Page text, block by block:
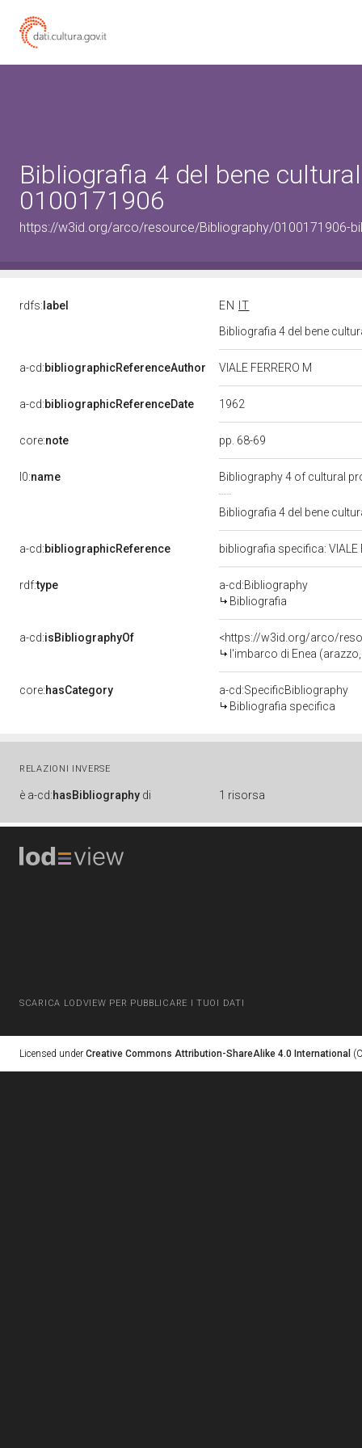
Bibliografia 4 del bene
0100171906
https://w3id.org/arco/resource/Bibliography/0100171906-
rdfs: label EN
IT
Bibliografia 4 del bene
a-cd:bibliographicReferenceAuthor VIALE FERRERO M
a-cd:bibliographicReferenceDate 1962
core:note pp. 68-69
l0:name Bibliography 4 of cultural
Bibliografia 4 del bene
a-cd:bibliographicReference bibliografia specifica: VIALE
rdf:type
a-cd:Bibliography
Bibliografia
a-cd:isBibliographyOf
<https://w3id.org/arco/
l'imbarco di Enea (arazzo, opera
core:hasCategory
a-cd:SpecificBibliography
Bibliografia specifica
RELAZIONI INVERSE
è a-cd:hasBibliography di 1 risorsa
SCARICA LODVIEW PER PUBBLICARE I TUOI DATI
Licensed under Creative Commons Attribution-ShareAlike 4.0 International